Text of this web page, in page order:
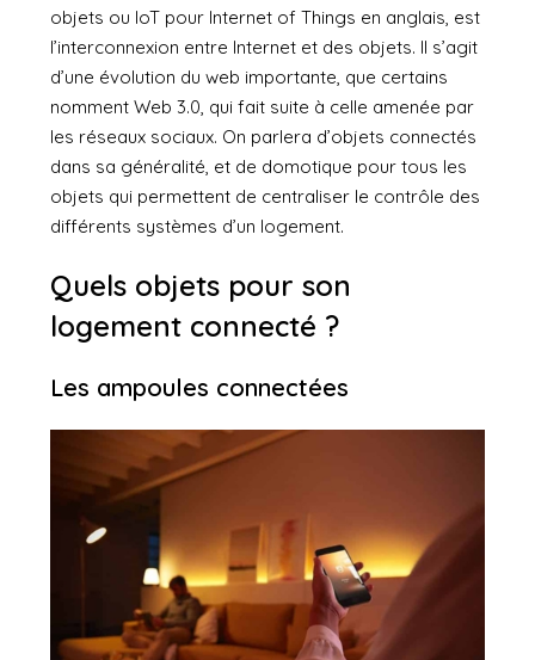
objets ou IoT pour Internet of Things en anglais, est
l’interconnexion entre Internet et des objets. Il s’agit
d’une évolution du web importante, que certains
nomment Web 3.0, qui fait suite à celle amenée par
les réseaux sociaux. On parlera d’objets connectés
dans sa généralité, et de domotique pour tous les
objets qui permettent de centraliser le contrôle des
différents systèmes d’un logement.
Quels objets pour son
logement connecté ?
Les ampoules connectées